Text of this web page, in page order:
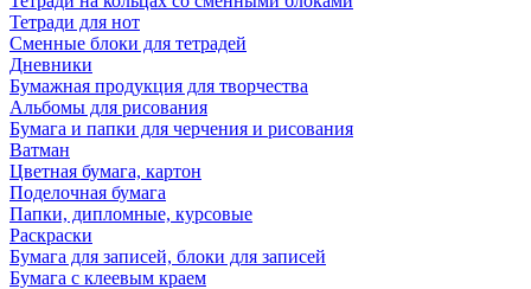
Тетради для нот
Сменные блоки для тетрадей
Дневники
Бумажная продукция для творчества
Альбомы для рисования
Бумага и папки для черчения и рисования
Ватман
Цветная бумага, картон
Поделочная бумага
Папки, дипломные, курсовые
Раскраски
Бумага для записей, блоки для записей
Бумага с клеевым краем